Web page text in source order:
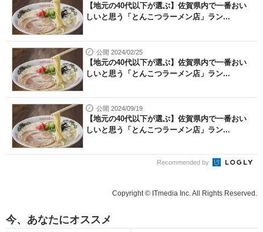
【地元の40代以下が選ぶ】佐賀県内で一番おい
しいと思う「とんこつラーメン店」ラン...
公開 2024/02/25
【地元の40代以下が選ぶ】佐賀県内で一番おい
しいと思う「とんこつラーメン店」ラン...
公開 2024/09/19
【地元の40代以下が選ぶ】佐賀県内で一番おい
しいと思う「とんこつラーメン店」ラン...
Recommended by
Copyright © ITmedia Inc. All Rights Reserved.
今、あなたにオススメ